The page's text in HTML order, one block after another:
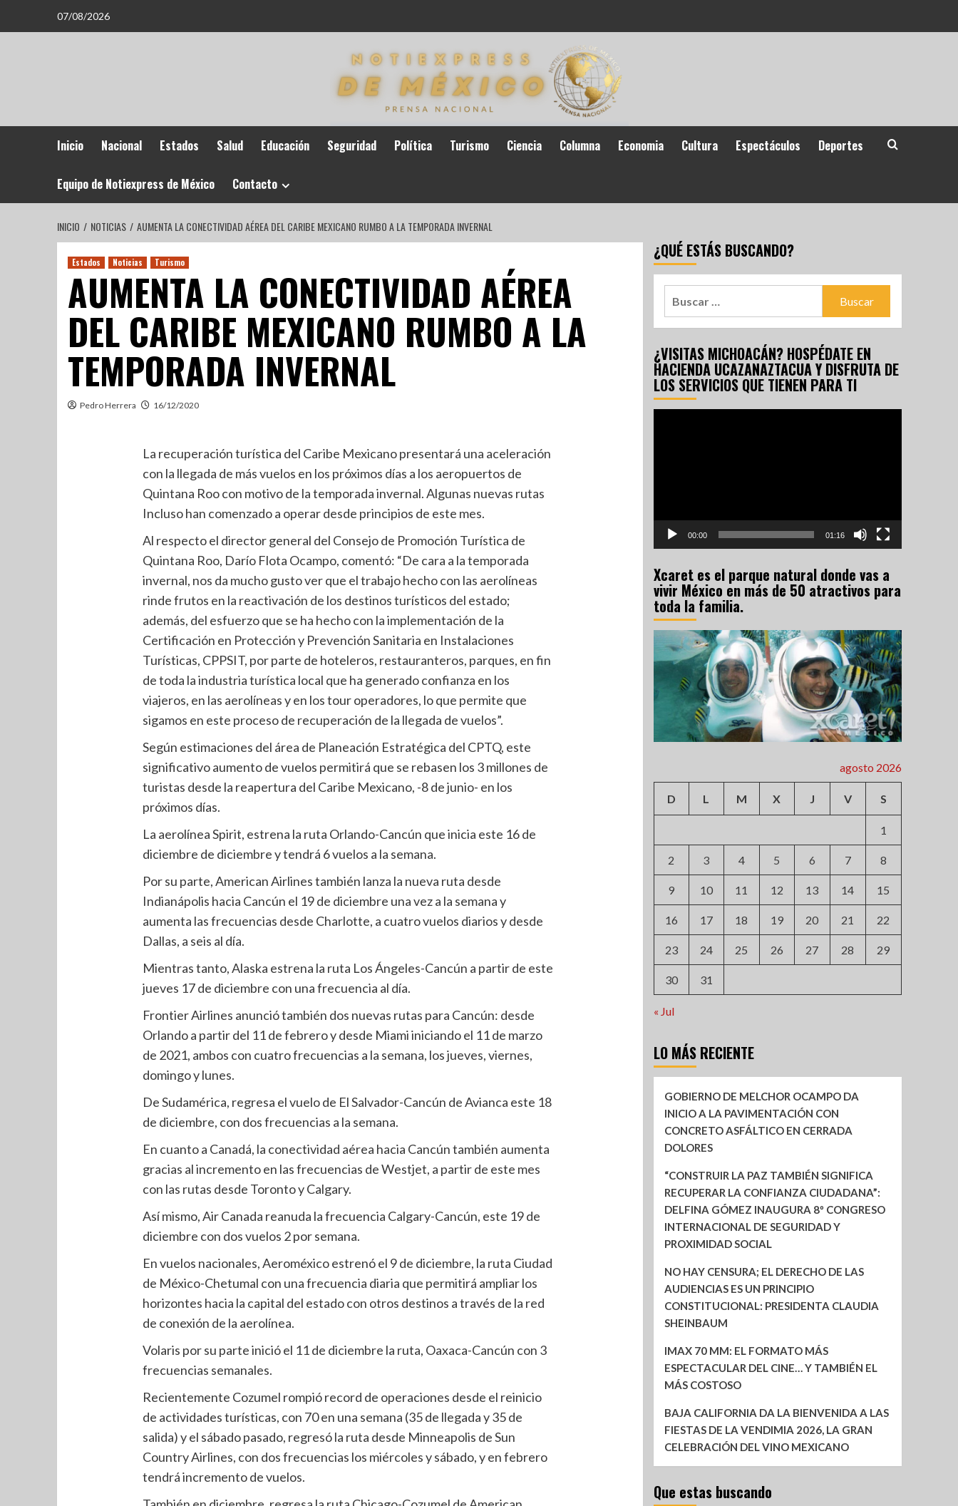
07/08/2026
Inicio Nacional Estados Salud Educación Seguridad Política Turismo Ciencia Columna Economia Cultura Espectáculos Deportes
Equipo de Notiexpress de México Contacto
INICIO NOTICIAS AUMENTA LA CONECTIVIDAD AÉREA DEL CARIBE MEXICANO RUMBO A LA TEMPORADA INVERNAL
Estados Noticias Turismo
AUMENTA LA CONECTIVIDAD AÉREA
DEL CARIBE MEXICANO RUMBO A LA
TEMPORADA INVERNAL
Pedro Herrera 16/12/2020
La recuperación turística del Caribe Mexicano presentará una aceleración
con la llegada de más vuelos en los próximos días a los aeropuertos de
Quintana Roo con motivo de la temporada invernal. Algunas nuevas rutas
Incluso han comenzado a operar desde principios de este mes.
Al respecto el director general del Consejo de Promoción Turística de
Quintana Roo, Darío Flota Ocampo, comentó: “De cara a la temporada
invernal, nos da mucho gusto ver que el trabajo hecho con las aerolíneas
rinde frutos en la reactivación de los destinos turísticos del estado;
además, del esfuerzo que se ha hecho con la implementación de la
Certificación en Protección y Prevención Sanitaria en Instalaciones
Turísticas, CPPSIT, por parte de hoteleros, restauranteros, parques, en fin
de toda la industria turística local que ha generado confianza en los
viajeros, en las aerolíneas y en los tour operadores, lo que permite que
sigamos en este proceso de recuperación de la llegada de vuelos”.
Según estimaciones del área de Planeación Estratégica del CPTQ, este
significativo aumento de vuelos permitirá que se rebasen los 3 millones de
turistas desde la reapertura del Caribe Mexicano, -8 de junio- en los
próximos días.
La aerolínea Spirit, estrena la ruta Orlando-Cancún que inicia este 16 de
diciembre de diciembre y tendrá 6 vuelos a la semana.
Por su parte, American Airlines también lanza la nueva ruta desde
Indianápolis hacia Cancún el 19 de diciembre una vez a la semana y
aumenta las frecuencias desde Charlotte, a cuatro vuelos diarios y desde
Dallas, a seis al día.
Mientras tanto, Alaska estrena la ruta Los Ángeles-Cancún a partir de este
jueves 17 de diciembre con una frecuencia al día.
Frontier Airlines anunció también dos nuevas rutas para Cancún: desde
Orlando a partir del 11 de febrero y desde Miami iniciando el 11 de marzo
de 2021, ambos con cuatro frecuencias a la semana, los jueves, viernes,
domingo y lunes.
De Sudamérica, regresa el vuelo de El Salvador-Cancún de Avianca este 18
de diciembre, con dos frecuencias a la semana.
En cuanto a Canadá, la conectividad aérea hacia Cancún también aumenta
gracias al incremento en las frecuencias de Westjet, a partir de este mes
con las rutas desde Toronto y Calgary.
Así mismo, Air Canada reanuda la frecuencia Calgary-Cancún, este 19 de
diciembre con dos vuelos 2 por semana.
En vuelos nacionales, Aeroméxico estrenó el 9 de diciembre, la ruta Ciudad
de México-Chetumal con una frecuencia diaria que permitirá ampliar los
horizontes hacia la capital del estado con otros destinos a través de la red
de conexión de la aerolínea.
Volaris por su parte inició el 11 de diciembre la ruta, Oaxaca-Cancún con 3
frecuencias semanales.
Recientemente Cozumel rompió record de operaciones desde el reinicio
de actividades turísticas, con 70 en una semana (35 de llegada y 35 de
salida) y el sábado pasado, regresó la ruta desde Minneapolis de Sun
Country Airlines, con dos frecuencias los miércoles y sábado, y en febrero
tendrá incremento de vuelos.
¿QUÉ ESTÁS BUSCANDO?
¿VISITAS MICHOACÁN? HOSPÉDATE EN
HACIENDA UCAZANAZTACUA Y DISFRUTA DE
LOS SERVICIOS QUE TIENEN PARA TI
00:00 01:16
Xcaret es el parque natural donde vas a
vivir México en más de 50 atractivos para
toda la familia.
agosto 2026
D L M X J V S
1
2 3 4 5 6 7 8
9 10 11 12 13 14 15
16 17 18 19 20 21 22
23 24 25 26 27 28 29
30 31
« Jul
LO MÁS RECIENTE
GOBIERNO DE MELCHOR OCAMPO DA
INICIO A LA PAVIMENTACIÓN CON
CONCRETO ASFÁLTICO EN CERRADA
DOLORES
“CONSTRUIR LA PAZ TAMBIÉN SIGNIFICA
RECUPERAR LA CONFIANZA CIUDADANA”:
DELFINA GÓMEZ INAUGURA 8º CONGRESO
INTERNACIONAL DE SEGURIDAD Y
PROXIMIDAD SOCIAL
NO HAY CENSURA; EL DERECHO DE LAS
AUDIENCIAS ES UN PRINCIPIO
CONSTITUCIONAL: PRESIDENTA CLAUDIA
SHEINBAUM
IMAX 70 MM: EL FORMATO MÁS
ESPECTACULAR DEL CINE… Y TAMBIÉN EL
MÁS COSTOSO
BAJA CALIFORNIA DA LA BIENVENIDA A LAS
FIESTAS DE LA VENDIMIA 2026, LA GRAN
CELEBRACIÓN DEL VINO MEXICANO
Que estas buscando